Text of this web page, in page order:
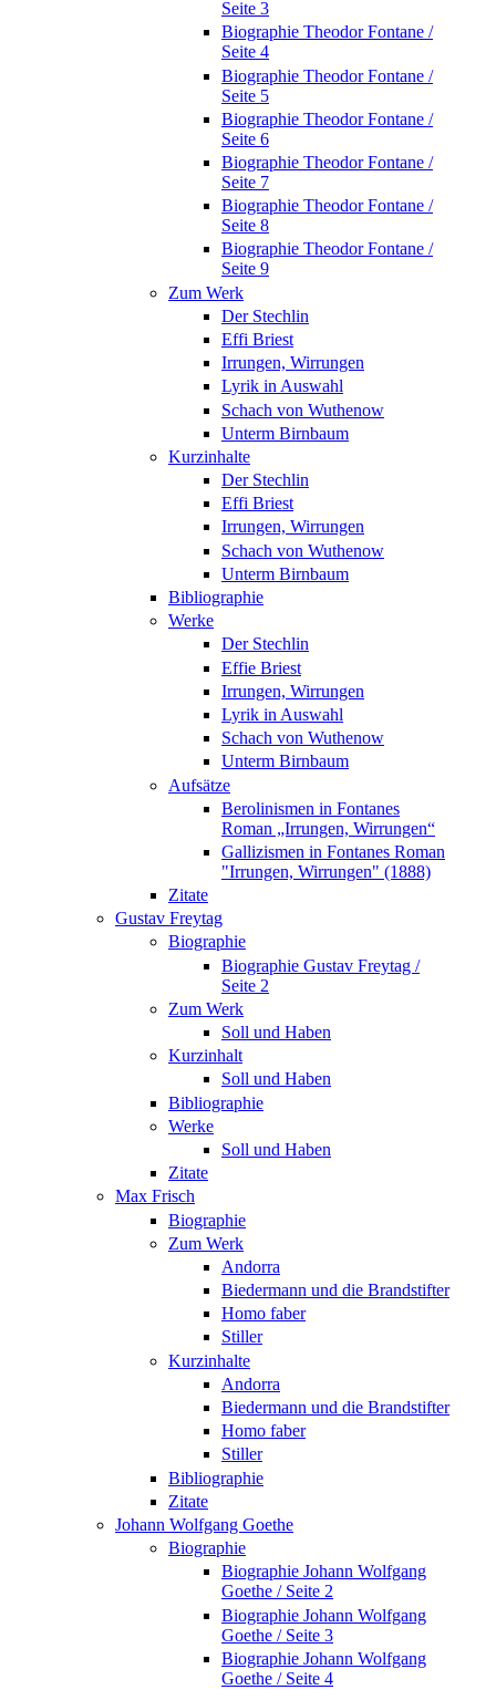
Seite 3
Biographie Theodor Fontane /
Seite 4
Biographie Theodor Fontane /
Seite 5
Biographie Theodor Fontane /
Seite 6
Biographie Theodor Fontane /
Seite 7
Biographie Theodor Fontane /
Seite 8
Biographie Theodor Fontane /
Seite 9
Zum Werk
Der Stechlin
Effi Briest
Irrungen, Wirrungen
Lyrik in Auswahl
Schach von Wuthenow
Unterm Birnbaum
Kurzinhalte
Der Stechlin
Effi Briest
Irrungen, Wirrungen
Schach von Wuthenow
Unterm Birnbaum
Bibliographie
Werke
Der Stechlin
Effie Briest
Irrungen, Wirrungen
Lyrik in Auswahl
Schach von Wuthenow
Unterm Birnbaum
Aufsätze
Berolinismen in Fontanes
Roman „Irrungen, Wirrungen“
Gallizismen in Fontanes Roman
"Irrungen, Wirrungen" (1888)
Zitate
Gustav Freytag
Biographie
Biographie Gustav Freytag /
Seite 2
Zum Werk
Soll und Haben
Kurzinhalt
Soll und Haben
Bibliographie
Werke
Soll und Haben
Zitate
Max Frisch
Biographie
Zum Werk
Andorra
Biedermann und die Brandstifter
Homo faber
Stiller
Kurzinhalte
Andorra
Biedermann und die Brandstifter
Homo faber
Stiller
Bibliographie
Zitate
Johann Wolfgang Goethe
Biographie
Biographie Johann Wolfgang
Goethe / Seite 2
Biographie Johann Wolfgang
Goethe / Seite 3
Biographie Johann Wolfgang
Goethe / Seite 4